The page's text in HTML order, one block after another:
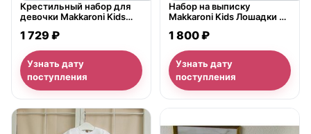
Крестильный набор для
девочки Makkaroni Kids
1 729 ₽
Узнать дату
поступления
Набор на выписку
Makkaroni Kids Лошадки 2
1 800 ₽
Узнать дату
поступления